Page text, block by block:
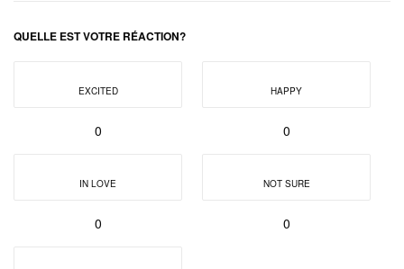
QUELLE EST VOTRE RÉACTION?
EXCITED
0
HAPPY
0
IN LOVE
0
NOT SURE
0